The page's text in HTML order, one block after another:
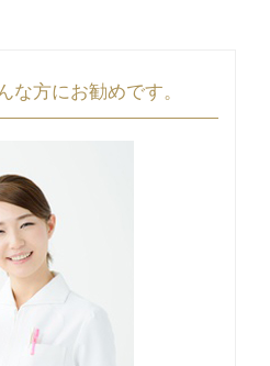
な方にお勧めです。